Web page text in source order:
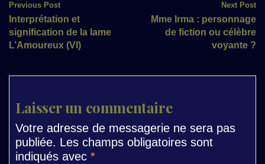
Post
navigation
Previous Post
Interprétation et
signification de la lame
L’Amoureux (VI)
Next Post
Mme Irma : personnage
de fiction ou célèbre
voyante ?
Laisser un commentaire
Votre adresse de messagerie ne sera pas
publiée. Les champs obligatoires sont
indiqués avec *